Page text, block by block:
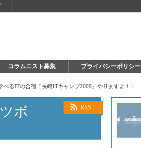
コラムニスト募集 プライバシーポリシー
べるITの合宿『長崎ITキャンプ2009』やりますよ！：
RSS
ボ